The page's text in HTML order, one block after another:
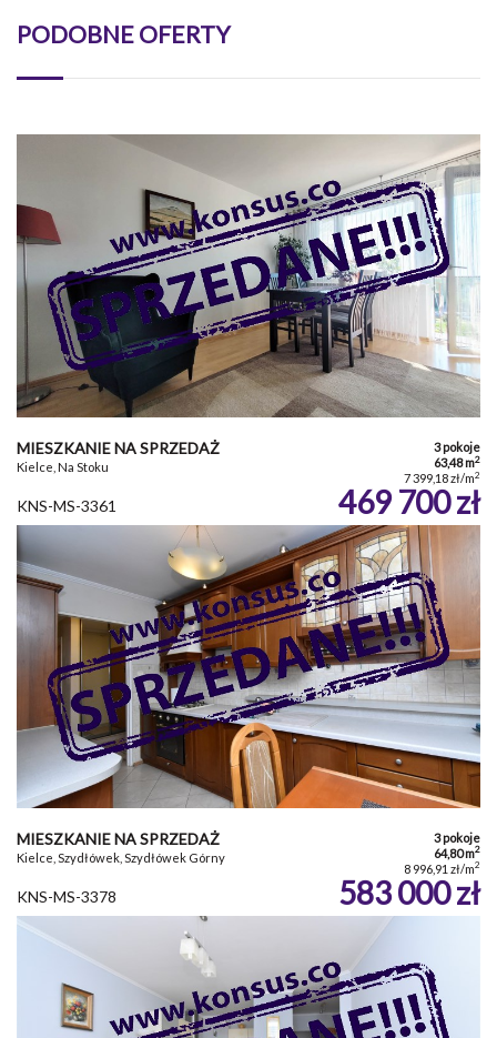
PODOBNE OFERTY
MIESZKANIE NA SPRZEDAŻ
Kielce, Na Stoku
3 pokoje
63,48 m2
7 399,18 zł/m2
KNS-MS-3361 469 700 zł
MIESZKANIE NA SPRZEDAŻ
Kielce, Szydłówek, Szydłówek Górny
3 pokoje
64,80 m2
8 996,91 zł/m2
KNS-MS-3378 583 000 zł